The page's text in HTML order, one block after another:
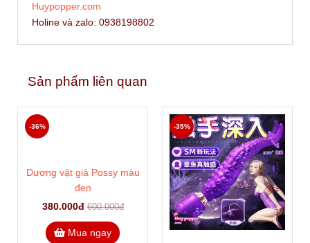
Huypopper.com
Holine và zalo: 0938198802
Sản phẩm liên quan
Dương vật giả Possy màu
đen
380.000đ 600.000đ
-36%
Mua ngay
-35%